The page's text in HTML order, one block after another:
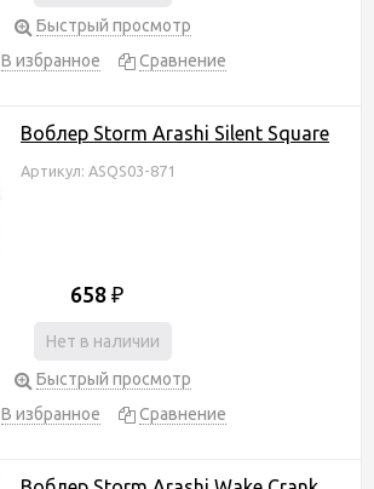
Быстрый просмотр
В избранное
Сравнение
Воблер Storm Arashi Silent Square
Артикул: ASQS03-871
658 ₽
Нет в наличии
Быстрый просмотр
В избранное
Сравнение